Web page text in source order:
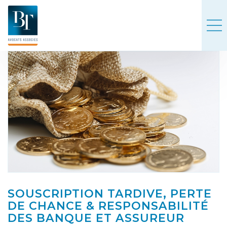
SOUSCRIPTION TARDIVE, PERTE
DE CHANCE & RESPONSABILITÉ
DES BANQUE ET ASSUREUR